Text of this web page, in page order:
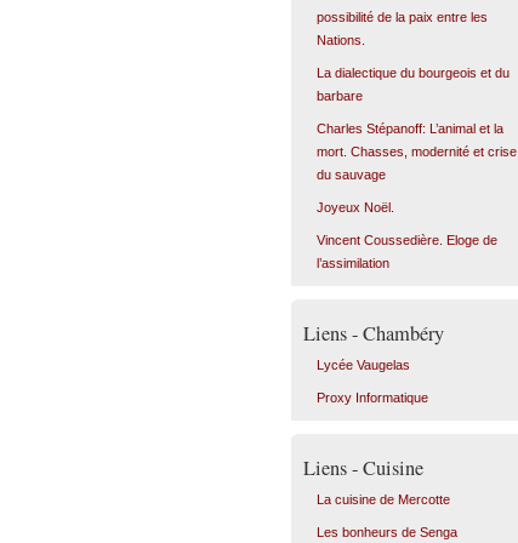
possibilité de la paix entre les
Nations.
La dialectique du bourgeois et du
barbare
Charles Stépanoff: L’animal et la
mort. Chasses, modernité et crise
du sauvage
Joyeux Noël.
Vincent Coussedière. Eloge de
l’assimilation
Liens - Chambéry
Lycée Vaugelas
Proxy Informatique
Liens - Cuisine
La cuisine de Mercotte
Les bonheurs de Senga